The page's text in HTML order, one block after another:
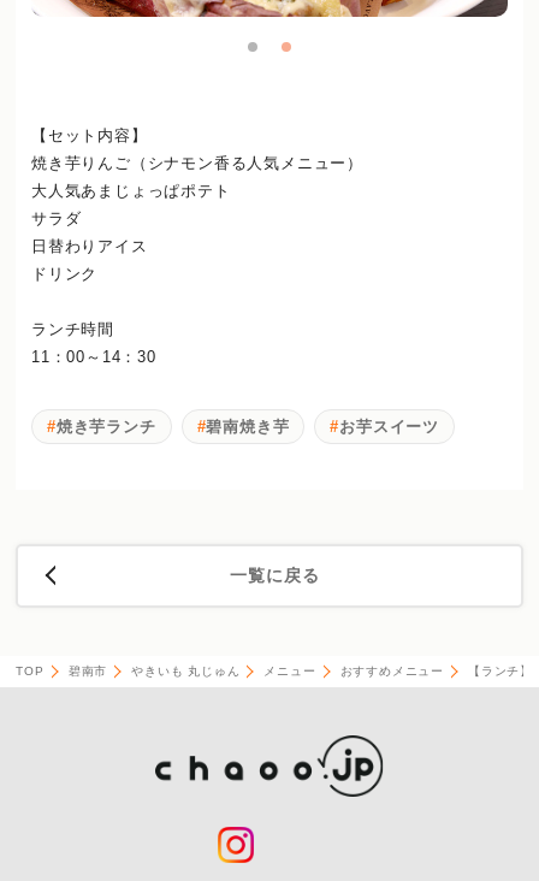
【セット内容】
焼き芋りんご（シナモン香る人気メニュー）
大人気あまじょっぱポテト
サラダ
日替わりアイス
ドリンク
ランチ時間
11：00～14：30
焼き芋ランチ 碧南焼き芋 お芋スイーツ
一覧に戻る
TOP 碧南市 やきいも 丸じゅん メニュー おすすめメニュー 【ランチ